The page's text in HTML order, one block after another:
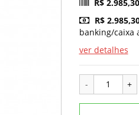
R$ 2.985,30
R$
banking/caixa
ver detalhes
- +